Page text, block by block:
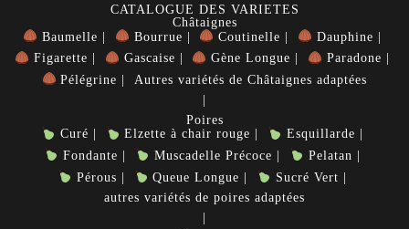
CATALOGUE DES VARIETES
Châtaignes
Baumelle
Bourrue Coutinelle
Dauphine
Figarette
Gascaise Gène Longue
Paradone
Pélégrine
Autres variétés de Châtaignes adaptées
Poires
Curé
Elzette à chair rouge
Esquillarde
Fondante
Muscadelle Précoce
Pelatan
Pérous
Queue Longue
Sucré Vert
autres variétés de poires adaptées